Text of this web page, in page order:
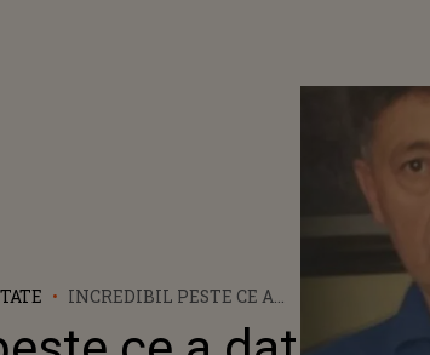
INCREDIBIL PESTE CE A
TIMP CE FĂCEA CURAT ÎN